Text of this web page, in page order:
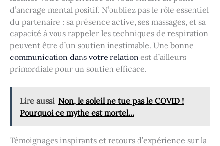
d’ancrage mental positif. N’oubliez pas le rôle essentiel
du partenaire : sa présence active, ses massages, et sa
capacité à vous rappeler les techniques de respiration
peuvent être d’un soutien inestimable. Une bonne
communication dans votre relation est d’ailleurs
primordiale pour un soutien efficace.
Lire aussi Non, le soleil ne tue pas le COVID !
Pourquoi ce mythe est mortel...
Témoignages inspirants et retours d’expérience sur la